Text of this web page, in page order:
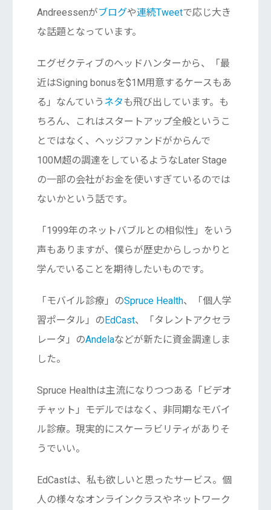
Andreessenがブログや連続Tweetで応じ大き
な話題となっています。
エグゼクティブのヘッドハンターから、「最
近はSigning bonusを$1M用意するケースもあ
る」なんていう ネタも飛び出しています。も
ちろん、これはスタートアップ全般というこ
とではなく、ヘッジファンドがからんで
100M超の調達をしているようなLater Stage
の一部の会社がお金を使いすぎているのでは
ないかという話です。
「1999年のネットバブルとの相似性」をいう
声もありますが、僕らが歴史からしっかりと
学んでいることを期待したいものです。
「モバイル診療」のSpruce Health、「個人学
習ポータル」の EdCast、「タレントアクセラ
レータ」のAndelaなどが新たに資金調達しま
した。
Spruce Healthは主流になりつつある「ビデオ
チャット」モデルではなく、非同期なモバイ
ル診療。現実的にスケーラビリティがありそ
うでいい。
EdCastは、私も欲しいと思ったサービス。個
人の様々なオンラインクラスやネットワーク